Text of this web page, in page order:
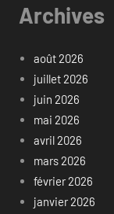
Archives
août 2026
juillet 2026
juin 2026
mai 2026
avril 2026
mars 2026
février 2026
janvier 2026